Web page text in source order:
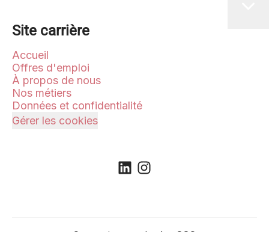
Site carrière
Accueil
Offres d'emploi
À propos de nous
Nos métiers
Données et confidentialité
Gérer les cookies